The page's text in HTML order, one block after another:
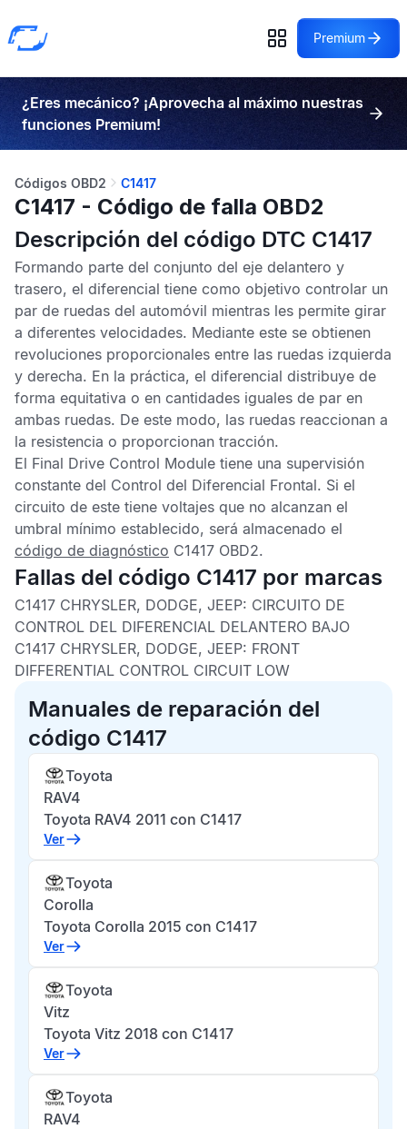
Premium
¿Eres mecánico? ¡Aprovecha al máximo nuestras
funciones Premium!
Códigos OBD2 C1417
C1417 - Código de falla OBD2
Descripción del código DTC C1417
Formando parte del conjunto del eje delantero y
trasero, el diferencial tiene como objetivo controlar un
par de ruedas del automóvil mientras les permite girar
a diferentes velocidades. Mediante este se obtienen
revoluciones proporcionales entre las ruedas izquierda
y derecha. En la práctica, el diferencial distribuye de
forma equitativa o en cantidades iguales de par en
ambas ruedas. De este modo, las ruedas reaccionan a
la resistencia o proporcionan tracción.
El Final Drive Control Module tiene una supervisión
constante del Control del Diferencial Frontal. Si el
circuito de este tiene voltajes que no alcanzan el
umbral mínimo establecido, será almacenado el
código de diagnóstico C1417 OBD2.
Fallas del código C1417 por marcas
C1417 CHRYSLER, DODGE, JEEP: CIRCUITO DE
CONTROL DEL DIFERENCIAL DELANTERO BAJO
C1417 CHRYSLER, DODGE, JEEP: FRONT
DIFFERENTIAL CONTROL CIRCUIT LOW
Manuales de reparación del
código C1417
Toyota
RAV4
Toyota RAV4 2011 con C1417
Ver
Toyota
Corolla
Toyota Corolla 2015 con C1417
Ver
Toyota
Vitz
Toyota Vitz 2018 con C1417
Ver
Toyota
RAV4